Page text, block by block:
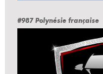
#987 Polynésie française